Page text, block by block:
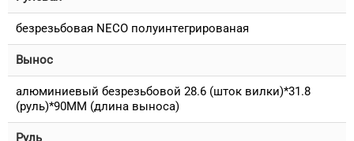
безрезьбовая NECO полуинтегрированая
Вынос
алюминиевый безрезьбовой 28.6 (шток вилки)*31.8
(руль)*90MM (длина выноса)
Руль